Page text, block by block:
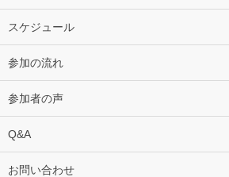
スケジュール
参加の流れ
参加者の声
Q&A
お問い合わせ